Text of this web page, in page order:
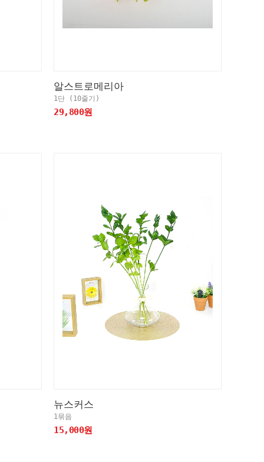
알스트로메리아
1단 (10줄기)
29,800원
뉴스커스
1묶음
15,000원